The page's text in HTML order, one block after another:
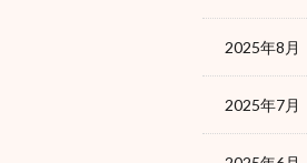
2025年8月
2025年7月